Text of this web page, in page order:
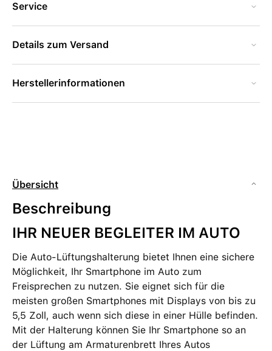
Service
Details zum Versand
Herstellerinformationen
Übersicht
Beschreibung
IHR NEUER BEGLEITER IM AUTO
Die Auto-Lüftungshalterung bietet Ihnen eine sichere
Möglichkeit, Ihr Smartphone im Auto zum
Freisprechen zu nutzen. Sie eignet sich für die
meisten großen Smartphones mit Displays von bis zu
5,5 Zoll, auch wenn sich diese in einer Hülle befinden.
Mit der Halterung können Sie Ihr Smartphone so an
der Lüftung am Armaturenbrett Ihres Autos